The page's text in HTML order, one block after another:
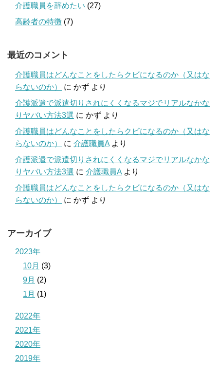
介護職員を辞めたい (27)
高齢者の特徴 (7)
最近のコメント
介護職員はどんなことをしたらクビになるのか（又はな
らないのか）
に かず より
介護派遣で派遣切りされにくくなるマジでリアルなかな
りヤバい方法3選 に かず より
介護職員はどんなことをしたらクビになるのか（又はな
らないのか）
に 介護職員A より
介護派遣で派遣切りされにくくなるマジでリアルなかな
りヤバい方法3選 に 介護職員A より
介護職員はどんなことをしたらクビになるのか（又はな
らないのか）
に かず より
アーカイブ
2023年
10月 (3)
9月 (2)
1月 (1)
2022年
2021年
2020年
2019年